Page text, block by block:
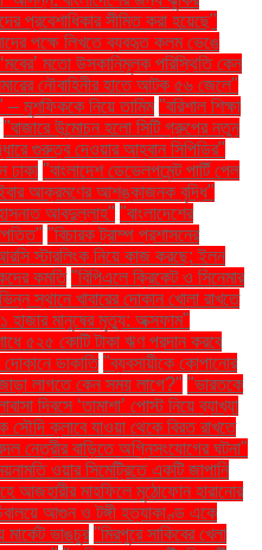
প্রবেশাধিকার সীমিত করা হয়েছে"
পক্ষে লিখতে ব্যবহৃত কলম ভেঙে
মতো উসকানিমূলক পরিস্থিতি কেন
নৌবাহিনীর হাতে আটক ৫৬ জেলে"
– মুশফিককে নিয়ে তামিম "বরিশাল শিক্ষা
"বাজারে উন্মোচন হলো সিটি গ্রুপের নতুন
গুরুত্ব দেওয়ার আহ্বান সিপিডির"
ঢাকা "বাংলাদেশ ডেভেলপমেন্ট পার্টি পেল
আক্রমণের আশঙ্কাজনক বৃদ্ধি"
আবদুল্লাহ" "বাংলাদেশের
"বিচারক ট্রাম্প প্রশাসনের
স্টারলিংক নিয়ে কাজ করছে: ইলন
কমতি "বিপিএলে ক্রিকেট ও সিনেমার
স্থানে খাবারের দোকান খোলা রাখতে
হাজার মানুষের মৃত্যু: অক্সফাম"
৫২৫ কোটি টাকা ঋণ প্রদান করবে
ডাকাতি "ব্যবসায়ীকে কোপানোর
লাগতে কেন সময় লাগে?" "ভারতকে
দিবসে ‘তামাশা’ পোস্ট নিয়ে ব্যাখ্যা
সৌদি ক্লাবে যাওয়া থেকে বিরত রাখতে
নেত্রীর বাড়িতে অগ্নিসংযোগের ঘটনা"
ওয়ার সিমেট্রিতে একটি জাপানি
আজহারীর মাহফিলে মুঠোফোন হারানোর
আগুন ও টঙ্গী হত্যাকাণ্ড একে
মার্কেট ভাঙচুর "মিরপুরে সাকিবের খেলা